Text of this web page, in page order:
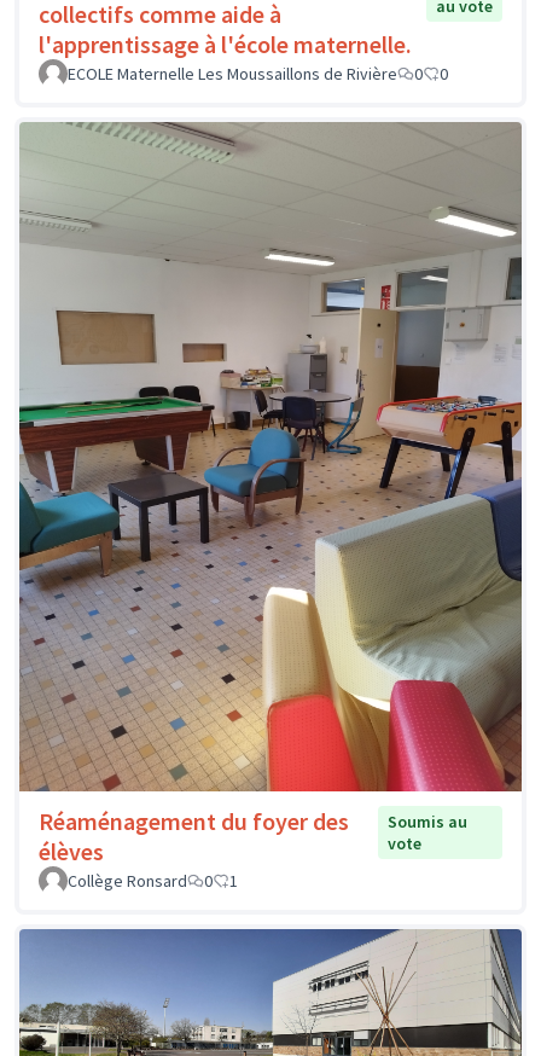
collectifs comme aide à
l'apprentissage à l'école maternelle.
au vote
ECOLE Maternelle Les Moussaillons de Rivière 0 0
Réaménagement du foyer des
élèves
Soumis au
vote
Collège Ronsard
0 1